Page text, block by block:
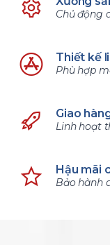
Chủ động
Thiết kế
Phù hợp
Giao
Linh hoạt
Hậu mãi
Bảo hành